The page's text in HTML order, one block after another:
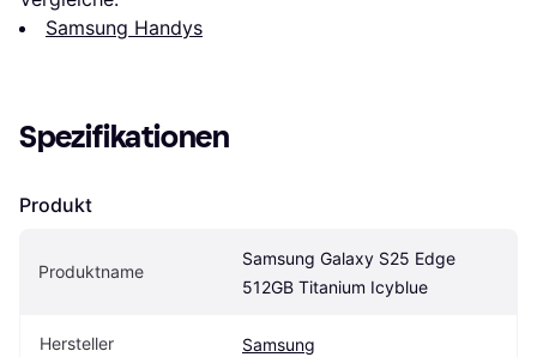
Samsung Handys
Spezifikationen
Produkt
Produktname
Samsung Galaxy S25 Edge
512GB Titanium Icyblue
Hersteller Samsung